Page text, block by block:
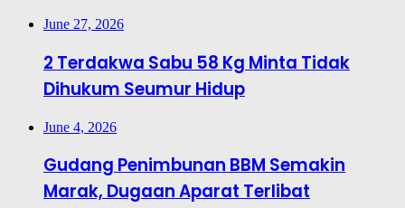
June 27, 2026
2 Terdakwa Sabu 58 Kg Minta Tidak
Dihukum Seumur Hidup
June 4, 2026
Gudang Penimbunan BBM Semakin
Marak, Dugaan Aparat Terlibat